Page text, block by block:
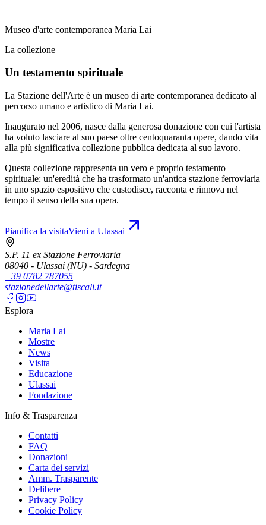
Museo d'arte contemporanea Maria Lai
La collezione
Un testamento spirituale
La Stazione dell'Arte è un museo di arte contemporanea dedicato al
percorso umano e artistico di Maria Lai.
Inaugurato nel 2006, nasce dalla generosa donazione con cui l'artista
ha voluto lasciare al suo paese oltre centoquaranta opere, dando vita
alla più significativa collezione pubblica dedicata al suo lavoro.
Questa collezione rappresenta un vero e proprio testamento
spirituale: un'eredità che ha trasformato un'antica stazione ferroviaria
in uno spazio espositivo che custodisce, racconta e rinnova nel
tempo il senso della sua opera.
Pianifica la visitaVieni a Ulassai
S.P. 11 ex Stazione Ferroviaria
08040 - Ulassai (NU) - Sardegna
+39 0782 787055
stazionedellarte@tiscali.it
Esplora
Maria Lai
Mostre
News
Visita
Educazione
Ulassai
Fondazione
Info & Trasparenza
Contatti
FAQ
Donazioni
Carta dei servizi
Amm. Trasparente
Delibere
Privacy Policy
Cookie Policy